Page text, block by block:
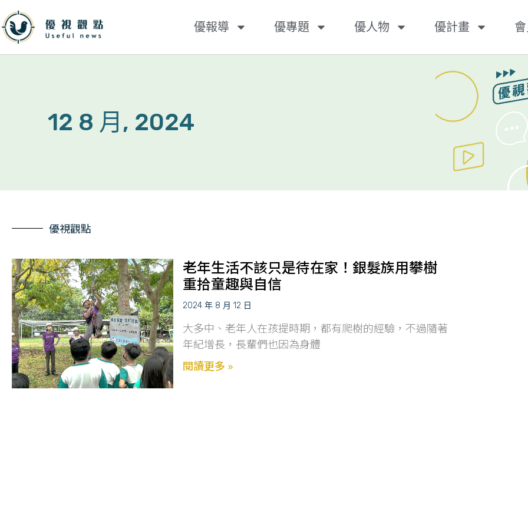
優報導 優專題 優人物 優計畫
12 8 月, 2024
優視觀點
老年生活不該只是待在家！銀髮族用攀樹
重拾童趣與自信
2024 年 8 月 12 日
大多中、老年人在孩提時期，都有爬樹的經驗，不過隨著
年紀增長，長輩們也因為身體
閱讀更多 »